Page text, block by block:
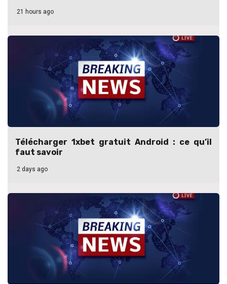
21 hours ago
Télécharger 1xbet gratuit Android : ce qu’il
faut savoir
2 days ago